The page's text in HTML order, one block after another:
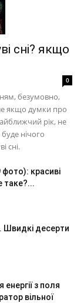
сні? якщо
0
безумовно,
якщо думки про
рік, не
нічого
сні.
фото): красиві
Швидкі десерти
з поля
вільної